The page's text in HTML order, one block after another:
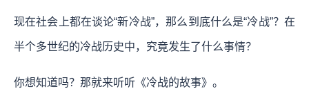
现在社会上都在谈论“新冷战”，那么到底什么是“冷战”？在
半个多世纪的冷战历史中，究竟发生了什么事情？
你想知道吗？那就来听听《冷战的故事》。